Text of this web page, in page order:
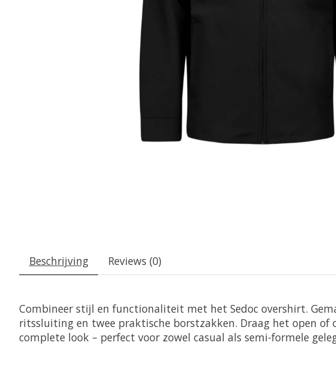
Beschrijving Reviews (0)
Combineer stijl en functionaliteit met het Sedoc overshirt.
ritssluiting en twee praktische borstzakken. Draag het open of
complete look – perfect voor zowel casual als semi-formele